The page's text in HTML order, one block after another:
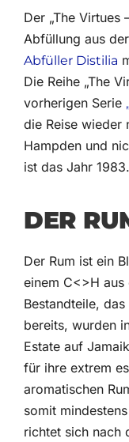
Der „The Virtues
Abfüllung aus
Abfüller Distilia
Die Reihe „The
vorherigen Serie
die Reise wieder
Hampden und
ist das Jahr 1983.
DER
Der Rum ist ein
einem C<>H
Bestandteile,
bereits, wurden
Estate auf
für ihre extrem
aromatischen
somit
richtet sich nach